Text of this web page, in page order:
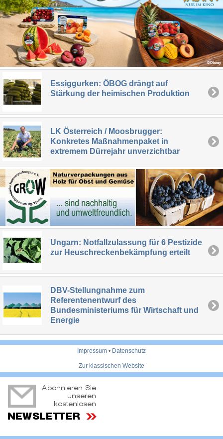
Essiggurken: ÖBOG drängt auf
Stärkung der heimischen Produktion
LK Österreich / Moosbrugger:
Konkretes Maßnahmenpaket in
extremem Dürrejahr unverzichtbar
Ungarn: Notfallzulassung für 6 Pestizide
zur Heuschreckenbekämpfung erteilt
DBV-Stellungnahme zum
Referentenentwurf des
Bundesministeriums für Wirtschaft und
Energie
Impressum • Datenschutz
Zur klassischen Website